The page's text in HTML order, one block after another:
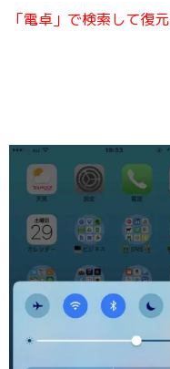
「電卓」で検索して復元